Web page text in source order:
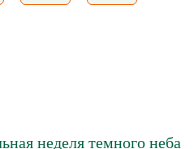
неделя темного неба